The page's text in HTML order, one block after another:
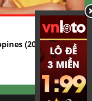
(20h00 Ngày